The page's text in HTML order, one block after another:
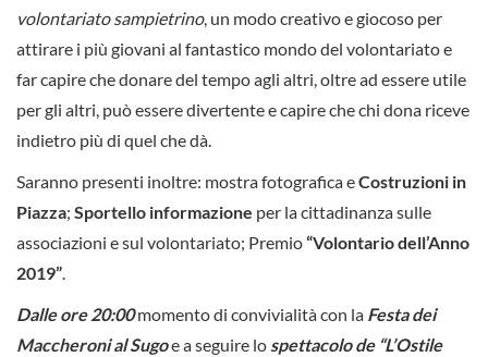
volontariato sampietrino, un modo creativo e giocoso per
attirare i più giovani al fantastico mondo del volontariato e
far capire che donare del tempo agli altri, oltre ad essere utile
per gli altri, può essere divertente e capire che chi dona riceve
indietro più di quel che dà.
Saranno presenti inoltre: mostra fotografica eCostruzioni in
Piazza; Sportello informazione per la cittadinanza sulle
associazioni e sul volontariato; Premio“Volontario dell’Anno
2019”.
Dalle ore 20:00momento di convivialità con la Festa dei
Maccheroni al Sugoe a seguire lo spettacolo de “L’Ostile